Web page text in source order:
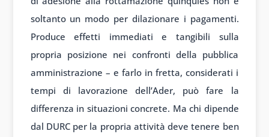
soltanto un modo per dilazionare i pagamenti.
Produce effetti immediati e tangibili sulla
propria posizione nei confronti della pubblica
amministrazione – e farlo in fretta, considerati i
tempi di lavorazione dell’Ader, può fare la
differenza in situazioni concrete. Ma chi dipende
dal DURC per la propria attività deve tenere ben